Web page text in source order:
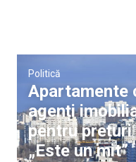
Politică
Apartamente
agenți
pentru prețuri
„Este un mit”